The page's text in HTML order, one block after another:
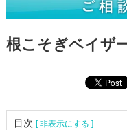
根こそぎベイザ
目次[ 非表示にする ]